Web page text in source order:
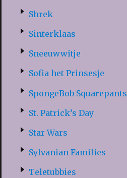
Shrek
Sinterklaas
Sneeuwwitje
Sofia het Prinsesje
SpongeBob Squarepants
St. Patrick’s Day
Star Wars
Sylvanian Families
Teletubbies